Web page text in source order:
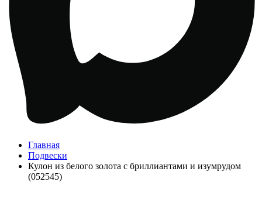
Главная
Подвески
Кулон из белого золота с бриллиантами и изумрудом
(052545)